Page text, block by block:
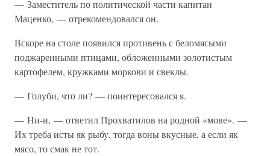
— Заместитель по политической части капитан
Маценко, — отрекомендовался он.
Вскоре на столе появился противень с беломясыми
поджаренными птицами, обложенными золотистым
картофелем, кружками моркови и свеклы.
— Голуби, что ли? — поинтересовался я.
— Ни-и, — ответил Прохватилов на родной «мове». —
Их треба исты як рыбу, тогда воны вкусные, а если як
мясо, то смак не тот.